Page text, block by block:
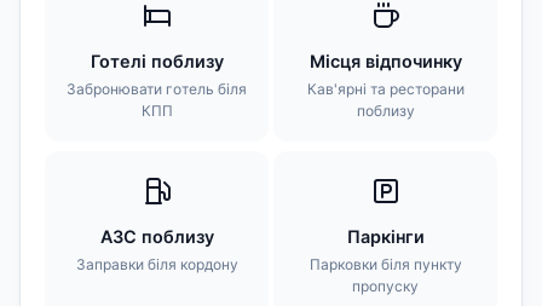
Готелі поблизу
Забронювати готель біля
КПП
Місця відпочинку
Кав'ярні та ресторани
поблизу
АЗС поблизу
Заправки біля кордону
Паркінги
Парковки біля пункту
пропуску